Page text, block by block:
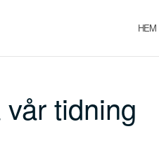
HEM
tidning